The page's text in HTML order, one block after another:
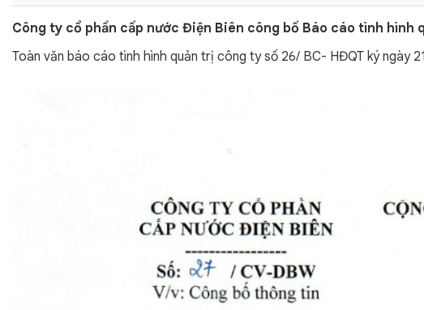
Công ty cổ phần cấp nước Điện Biên công bố Báo cáo tình hình
Toàn văn báo cáo tình hình quản trị công ty số 26/ BC- HĐQT ký ngày